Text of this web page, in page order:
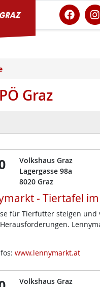
Graz
Volkshaus Graz
Lagergasse 98a
8020 Graz
- Tiertafel
für Tierfutter steigen
www.lennymarkt.at
Volkshaus Graz